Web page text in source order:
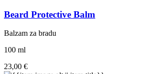
Beard Protective Balm
Balzam za bradu
100 ml
23,00 €